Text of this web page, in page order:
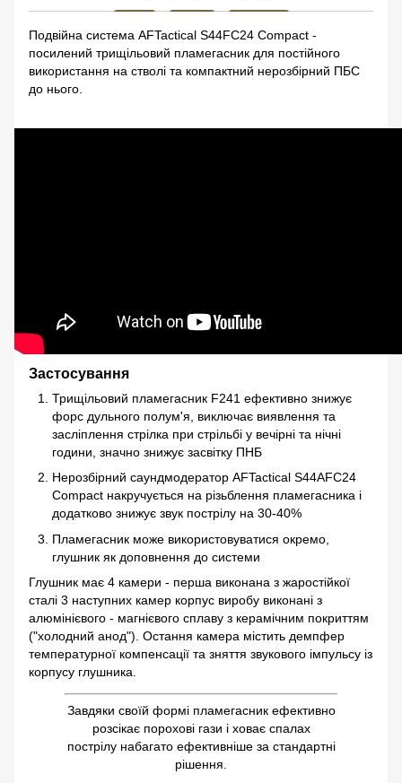
Подвійна система AFTactical S44FC24 Compact -
посилений трищільовий пламегасник для постійного
використання на стволі та компактний нерозбірний ПБС
до нього.
Застосування
Трищільовий пламегасник F241 ефективно знижує
форс дульного полум'я, виключає виявлення та
засліплення стрілка при стрільбі у вечірні та нічні
години, значно знижує засвітку ПНБ
Нерозбірний саундмодератор AFTactical S44AFC24
Compact накручується на різьблення пламегасника і
додатково знижує звук пострілу на 30-40%
Пламегасник може використовуватися окремо,
глушник як доповнення до системи
Глушник має 4 камери - перша виконана з жаростійкої
сталі 3 наступних камер корпус виробу виконані з
алюмінієвого - магнієвого сплаву з керамічним покриттям
("холодний анод"). Остання камера містить демпфер
температурної компенсації та зняття звукового імпульсу із
корпусу глушника.
Завдяки своїй формі пламегасник ефективно
розсікає порохові гази і ховає спалах
пострілу набагато ефективніше за стандартні
рішення.